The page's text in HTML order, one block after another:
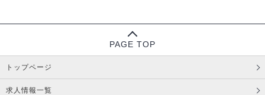
PAGE TOP
トップページ
求人情報一覧